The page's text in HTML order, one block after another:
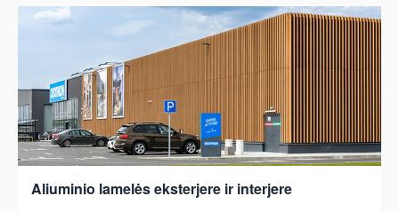
Aliuminio lamelės eksterjere ir interjere